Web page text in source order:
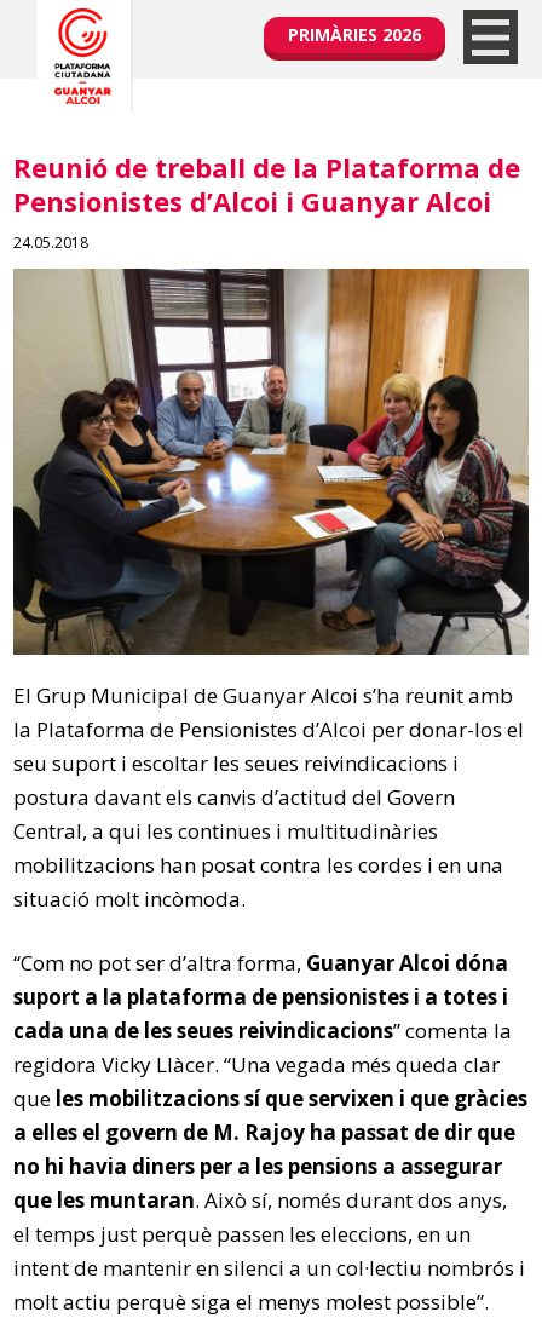
PRIMÀRIES 2026
Reunió de treball de la Plataforma de
Pensionistes d’Alcoi i Guanyar Alcoi
24.05.2018
El Grup Municipal de Guanyar Alcoi s’ha reunit amb
la Plataforma de Pensionistes d’Alcoi per donar-los el
seu suport i escoltar les seues reivindicacions i
postura davant els canvis d’actitud del Govern
Central, a qui les continues i multitudinàries
mobilitzacions han posat contra les cordes i en una
situació molt incòmoda.
“Com no pot ser d’altra forma, Guanyar Alcoi dóna
suport a la plataforma de pensionistes i a totes i
cada una de les seues reivindicacions” comenta la
regidora Vicky Llàcer. “Una vegada més queda clar
que les mobilitzacions sí que servixen i que gràcies
a elles el govern de M. Rajoy ha passat de dir que
no hi havia diners per a les pensions a assegurar
que les muntaran. Això sí, només durant dos anys,
el temps just perquè passen les eleccions, en un
intent de mantenir en silenci a un col·lectiu nombrós i
molt actiu perquè siga el menys molest possible”.